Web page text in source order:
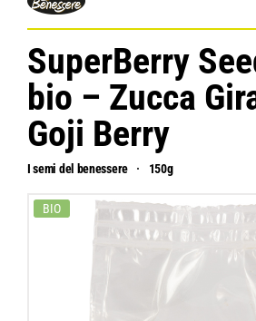
SuperBerry
bio – Zucca
Goji Berry
I semi del benessere 150g
BIO